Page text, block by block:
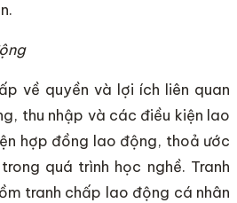
về quyền và lợi ích liên quan
thu nhập và các điều kiện lao
hợp đồng lao động, thoả ước
quá trình học nghề. Tranh
tranh chấp lao động cá nhân